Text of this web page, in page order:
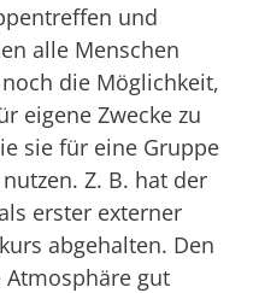
und
alle Menschen
die Möglichkeit,
eigene Zwecke zu
sie für eine Gruppe
Z. B. hat der
erster externer
abgehalten. Den
gut